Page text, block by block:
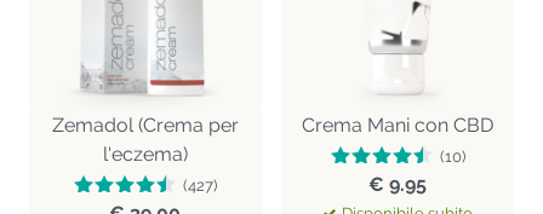
Zemadol (Crema per
l'eczema)
(427)
Crema Mani con CBD
(10)
€ 9.95